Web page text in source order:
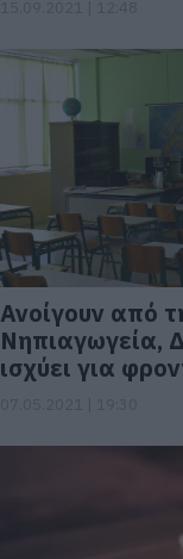
Ανοίγουν από
Νηπιαγωγεία,
ισχύει για